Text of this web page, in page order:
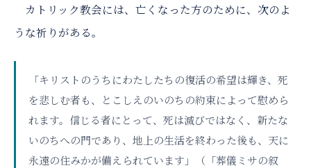
カトリック教会には、亡くなった方のために、次のよ
うな祈りがある。
「キリストのうちにわたしたちの復活の希望は輝き、死
を悲しむ者も、とこしえのいのちの約束によって慰めら
れます。信じる者にとって、死は滅びではなく、新たな
いのちへの門であり、地上の生活を終わった後も、天に
永遠の住みかが備えられています」（「葬儀ミサの叙